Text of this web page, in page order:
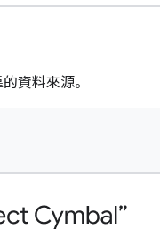
資料來源。